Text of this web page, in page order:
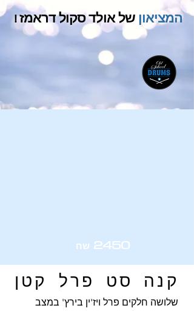
המציאוןשל אולד סקול דראמז !
2450 שח
קנה סט פרל קטן
שלושה חלקים פרל ויז'ין בירץ' במצב